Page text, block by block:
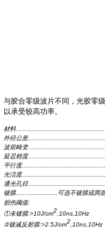
与胶合零级波片不同，光胶零
以承受较高功率。
材料
外径公差
波前畸变
延迟精度
平行度
光洁度
通光孔径
镀膜.......................可选不镀膜或两
损伤阈值:
①未镀膜:>10J/cm2,10ns,10Hz
②镀减反射膜:>2.5J/cm2,10ns,10Hz